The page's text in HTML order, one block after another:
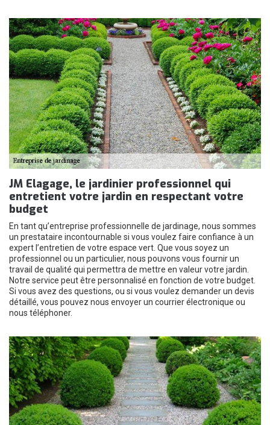
JM Elagage, le jardinier professionnel qui
entretient votre jardin en respectant votre
budget
En tant qu’entreprise professionnelle de jardinage, nous sommes
un prestataire incontournable si vous voulez faire confiance à un
expert l’entretien de votre espace vert. Que vous soyez un
professionnel ou un particulier, nous pouvons vous fournir un
travail de qualité qui permettra de mettre en valeur votre jardin.
Notre service peut être personnalisé en fonction de votre budget.
Si vous avez des questions, ou si vous voulez demander un devis
détaillé, vous pouvez nous envoyer un courrier électronique ou
nous téléphoner.